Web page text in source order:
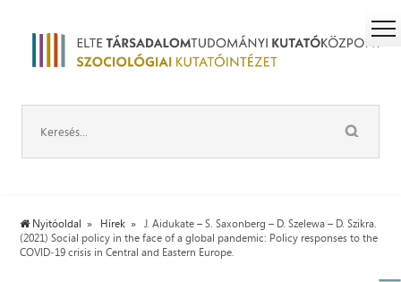
Nyitóoldal Hírek
J. Aidukate – S. Saxonberg – D. Szelewa – D. Szikra.
(2021) Social policy in the face of a global pandemic: Policy responses to the
COVID‐19 crisis in Central and Eastern Europe.